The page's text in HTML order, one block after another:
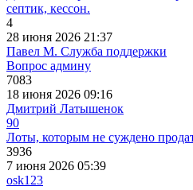
септик, кессон.
4
28 июня 2026 21:37
Павел М. Служба поддержки
Вопрос админу
7083
18 июня 2026 09:16
Дмитрий Латышенок
90
Лоты, которым не суждено
3936
7 июня 2026 05:39
osk123